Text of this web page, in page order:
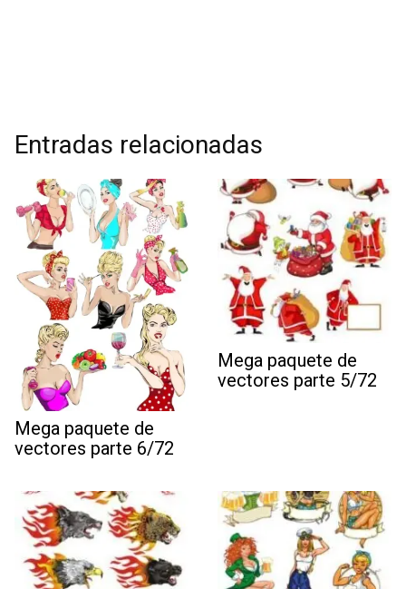
Entradas relacionadas
Mega paquete de
vectores parte 6/72
Mega paquete de
vectores parte 5/72